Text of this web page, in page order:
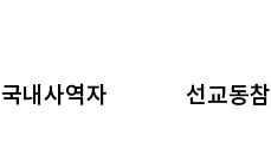
국내사역자 선교동참